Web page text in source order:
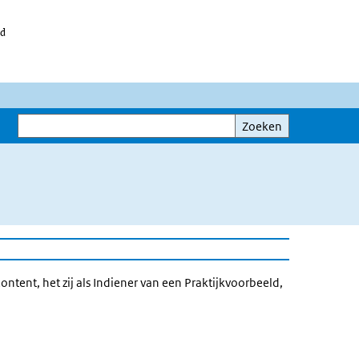
Zoeken
het zij als Indiener van een Praktijkvoorbeeld,